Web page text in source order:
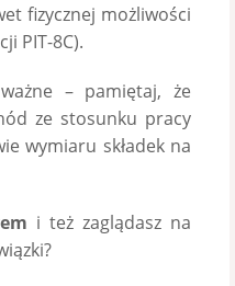
fizycznej możliwości
PIT-8C).
– pamiętaj, że
ze stosunku pracy
wymiaru składek na
i też zaglądasz na